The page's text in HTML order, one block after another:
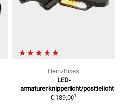
HeinzBikes
LED-
armaturenknipperlicht/positielicht
€ 189,001